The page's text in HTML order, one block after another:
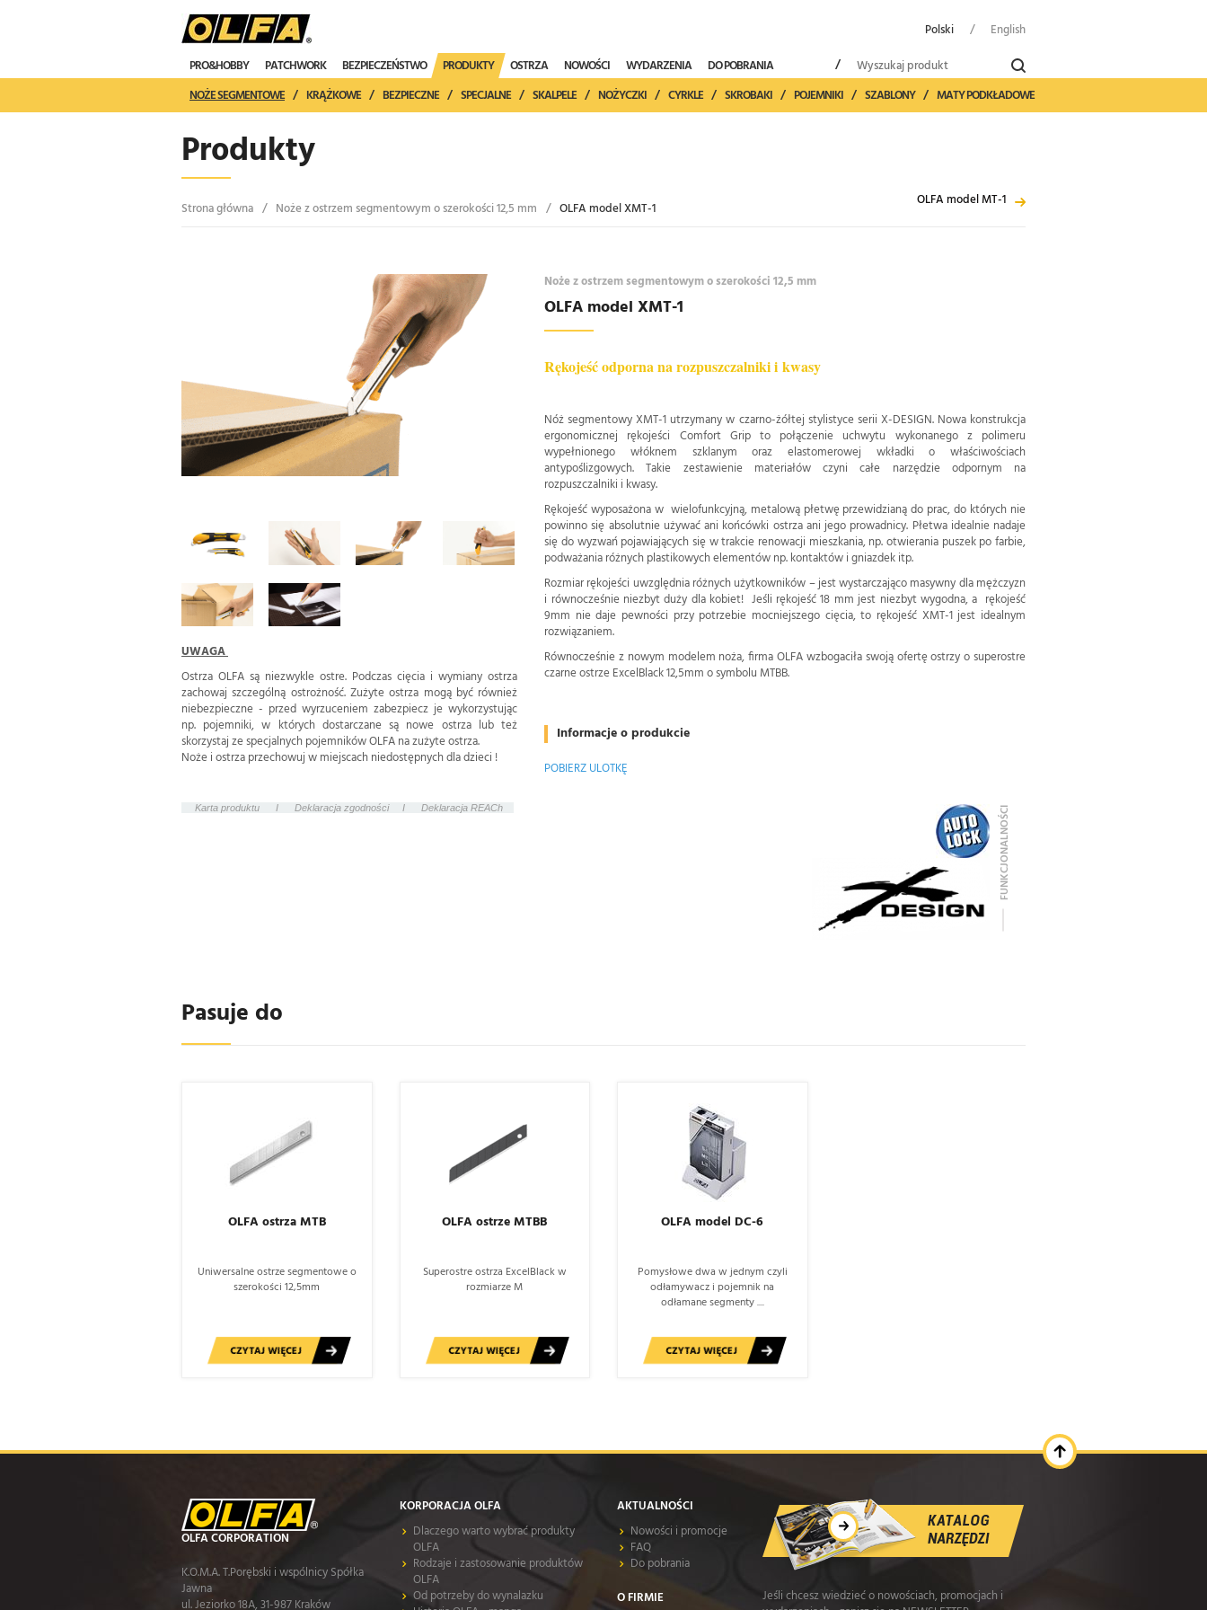
Polski /
English
PRO&HOBBY
PATCHWORK BEZPIECZEŃSTWO
PRODUKTY
NOŻE SEGMENTOWE / KRĄŻKOWE / BEZPIECZNE / SPECJALNE / SKALPELE / NOŻYCZKI / CYRKLE / SKROBAKI / POJEMNIKI / SZABLONY / MATY PODKŁADOWE
OSTRZA NOWOŚCI WYDARZENIA DO POBRANIA /
Produkty
Strona główna / Noże z ostrzem segmentowym o szerokości 12,5 mm / OLFA model XMT-1 OLFA model MT-1
UWAGA
Ostrza OLFA są niezwykle ostre. Podczas cięcia i wymiany ostrza
zachowaj szczególną ostrożność. Zużyte ostrza mogą być również
niebezpieczne - przed wyrzuceniem zabezpiecz je wykorzystując
np. pojemniki, w których dostarczane są nowe ostrza lub też
skorzystaj ze specjalnych pojemników OLFA na zużyte ostrza.
Noże i ostrza przechowuj w miejscach niedostępnych dla dzieci !
Karta produktu I Deklaracja zgodnościI Deklaracja REACh
Noże z ostrzem segmentowym o szerokości 12,5 mm
OLFA model XMT-1
Rękojeść odporna na rozpuszczalniki ikwasy
Nóż segmentowy XMT-1 utrzymany w czarno-żółtej stylistyce serii X-DESIGN. Nowa konstrukcja
ergonomicznej rękojeści Comfort Grip to połączenie uchwytu wykonanego z polimeru
wypełnionego włóknem szklanym oraz elastomerowej wkładki o właściwościach
antypoślizgowych. Takie zestawienie materiałów czyni całe narzędzie odpornym na
rozpuszczalniki i kwasy.
Rękojeść wyposażona w wielofunkcyjną, metalową płetwę przewidzianą do prac, do których nie
powinno się absolutnie używać ani końcówki ostrza ani jego prowadnicy. Płetwa idealnie nadaje
się do wyzwań pojawiających się w trakcie renowacji mieszkania, np. otwierania puszek po farbie,
podważania różnych plastikowych elementów np. kontaktów i gniazdek itp.
Rozmiar rękojeści uwzględnia różnych użytkowników – jest wystarczająco masywny dla mężczyzn
i równocześnie niezbyt duży dla kobiet! Jeśli rękojeść 18 mm jest niezbyt wygodna, a rękojeść
9mm nie daje pewności przy potrzebie mocniejszego cięcia, to rękojeść XMT-1 jest idealnym
rozwiązaniem.
Równocześnie z nowym modelem noża, firma OLFA wzbogaciła swoją ofertę ostrzy o superostre
czarne ostrze ExcelBlack 12,5mm o symbolu MTBB.
Informacje o produkcie
POBIERZ ULOTKĘ
FUNKCJONALNOŚCI
Pasuje do
OLFA ostrza MTB
Uniwersalne ostrze segmentowe o
szerokości 12,5mm
CZYTAJ WIĘCEJ
OLFA ostrze MTBB
Superostre ostrza ExcelBlack w
rozmiarze M
CZYTAJ WIĘCEJ
OLFA model DC-6
Pomysłowe dwa w jednym czyli
odłamywacz i pojemnik na
odłamane segmenty ....
CZYTAJ WIĘCEJ
OLFA CORPORATION
K.O.M.A. T.Porębski i wspólnicy Spółka
Jawna
ul. Jeziorko 18A, 31-987 Kraków
KORPORACJA OLFA
Dlaczego warto wybrać produkty
OLFA
Rodzaje i zastosowanie produktów
OLFA
Od potrzeby do wynalazku
AKTUALNOŚCI
Nowości i promocje
FAQ
Do pobrania
O FIRMIE
Jeśli chcesz wiedzieć o nowościach, promocjach i